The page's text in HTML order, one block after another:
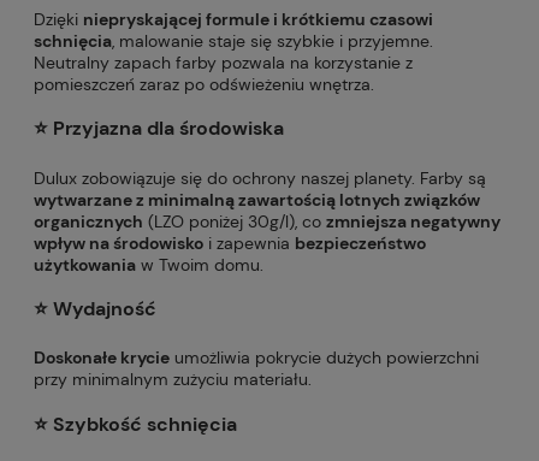
Dzięki niepryskającej formule i krótkiemu czasowi
schnięcia, malowanie staje się szybkie i przyjemne.
Neutralny zapach farby pozwala na korzystanie z
pomieszczeń zaraz po odświeżeniu wnętrza.
⭐️ Przyjazna dla środowiska
Dulux zobowiązuje się do ochrony naszej planety. Farby są
wytwarzane z minimalną zawartością lotnych związków
organicznych (LZO poniżej 30g/l), co zmniejsza negatywny
wpływ na środowisko i zapewnia bezpieczeństwo
użytkowania w Twoim domu.
⭐️Wydajność
Doskonałe krycie umożliwia pokrycie dużych powierzchni
przy minimalnym zużyciu materiału.
⭐️ Szybkość schnięcia